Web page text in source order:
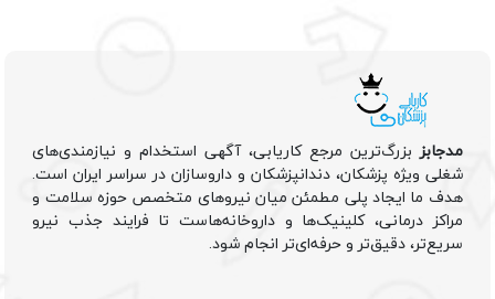
مدجابزبزرگ‌ترین مرجع کاریابی، آگهی استخدام و نیازمندی‌های
شغلی ویژه پزشکان، دندانپزشکان و داروسازان در سراسر ایران است.
هدف ما ایجاد پلی مطمئن میان نیروهای متخصص حوزه سلامت و
مراکز درمانی، کلینیک‌ها و داروخانه‌هاست تا فرایند جذب نیرو
سریع‌تر، دقیق‌تر و حرفه‌ای‌تر انجام شود.